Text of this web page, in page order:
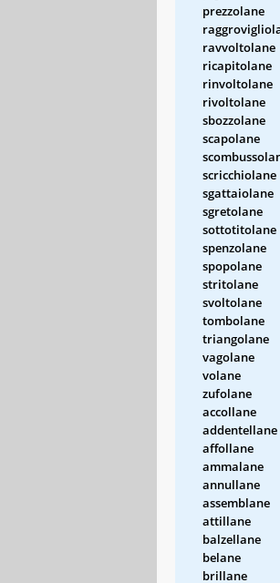
prezzolane
ravvoltolane
ricapitolane
rinvoltolane
rivoltolane
sbozzolane
scapolane
scricchiolane
sgattaiolane
sgretolane
sottotitolane
spenzolane
spopolane
stritolane
svoltolane
tombolane
triangolane
vagolane
volane
zufolane
accollane
addentellane
affollane
ammalane
annullane
assemblane
attillane
balzellane
belane
brillane